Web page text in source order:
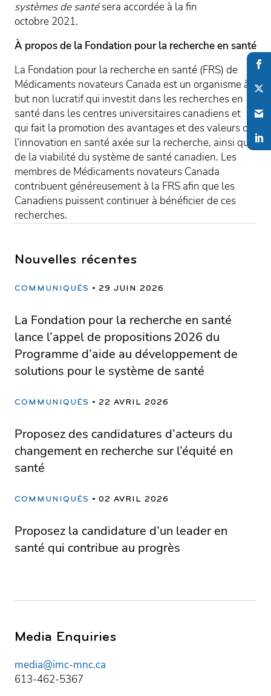
Media Enquiries
media@imc-mnc.ca
613-462-5367
systèmes de santésera accordée à la fin
octobre 2021.
À propos de la Fondation pour la recherche en santé
La Fondation pour la recherche en santé (FRS) de
Médicaments novateurs Canada est un organisme à
but non lucratif qui investit dans les recherches en
santé dans les centres universitaires canadiens et
qui fait la promotion des avantages et des valeurs de
l’innovation en santé axée sur la recherche, ainsi que
de la viabilité du système de santé canadien. Les
membres de Médicaments novateurs Canada
contribuent généreusement à la FRS afin que les
Canadiens puissent continuer à bénéficier de ces
recherches.
Nouvelles récentes
COMMUNIQUÉS 29 JUIN 2026
La Fondation pour la recherche en santé
lance l’appel de propositions 2026 du
Programme d’aide au développement de
solutions pour le système de santé
COMMUNIQUÉS 22 AVRIL 2026
Proposez des candidatures d’acteurs du
changement en recherche sur l’équité en
santé
COMMUNIQUÉS 02 AVRIL 2026
Proposez la candidature d’un leader en
santé qui contribue au progrès